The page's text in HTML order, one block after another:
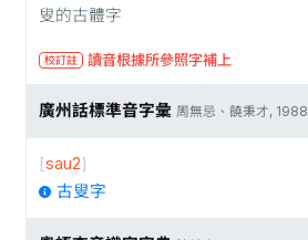
叟的古體字
校訂註 讀音根據所參照字補上
廣州話標準音字彙 周無忌、饒秉才, 1988
[sau2]
古叟字